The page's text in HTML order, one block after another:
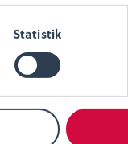
Statistik